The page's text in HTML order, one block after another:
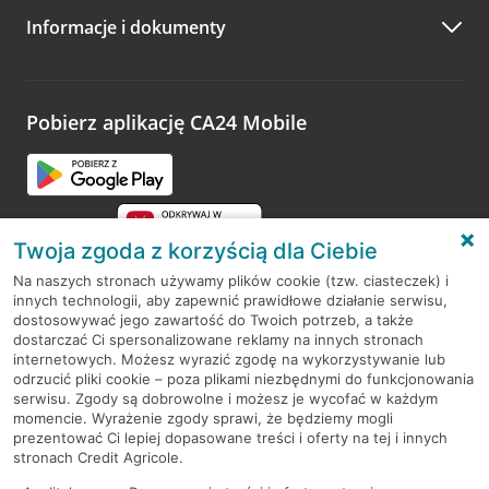
Zachęcamy do podzielenia się z nami opinią o wizycie.
opinie.
Informacje i dokumenty
Pobierz aplikację CA24 Mobile
RODO
Regulamin serwisu
Mapa serwisu
PolitykaCookies
Twoja zgoda z korzyścią dla Ciebie
Na naszych stronach używamy plików cookie (tzw. ciasteczek) i
innych technologii, aby zapewnić prawidłowe działanie serwisu,
dostosowywać jego zawartość do Twoich potrzeb, a także
dostarczać Ci spersonalizowane reklamy na innych stronach
internetowych. Możesz wyrazić zgodę na wykorzystywanie lub
odrzucić pliki cookie – poza plikami niezbędnymi do funkcjonowania
serwisu. Zgody są dobrowolne i możesz je wycofać w każdym
momencie. Wyrażenie zgody sprawi, że będziemy mogli
prezentować Ci lepiej dopasowane treści i oferty na tej i innych
stronach Credit Agricole.